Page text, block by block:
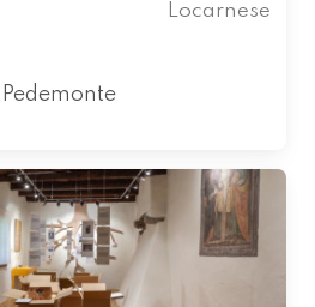
Locarnese